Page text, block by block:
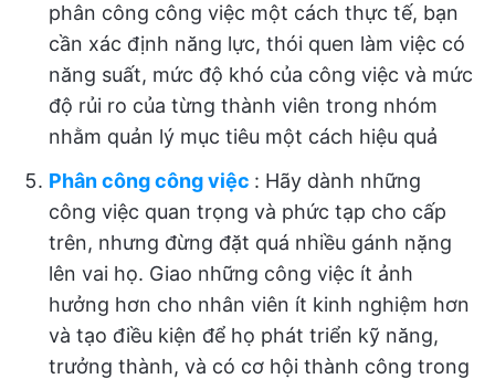
phân công công việc một cách thực tế, bạn
cần xác định năng lực, thói quen làm việc có
năng suất, mức độ khó của công việc và mức
độ rủi ro của từng thành viên trong nhóm
nhằm quản lý mục tiêu một cách hiệu quả
Phân công công việc : Hãy dành những
công việc quan trọng và phức tạp cho cấp
trên, nhưng đừng đặt quá nhiều gánh nặng
lên vai họ. Giao những công việc ít ảnh
hưởng hơn cho nhân viên ít kinh nghiệm hơn
và tạo điều kiện để họ phát triển kỹ năng,
trưởng thành, và có cơ hội thành công trong